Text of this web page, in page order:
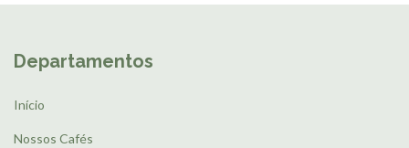
Departamentos
Início
Nossos Cafés